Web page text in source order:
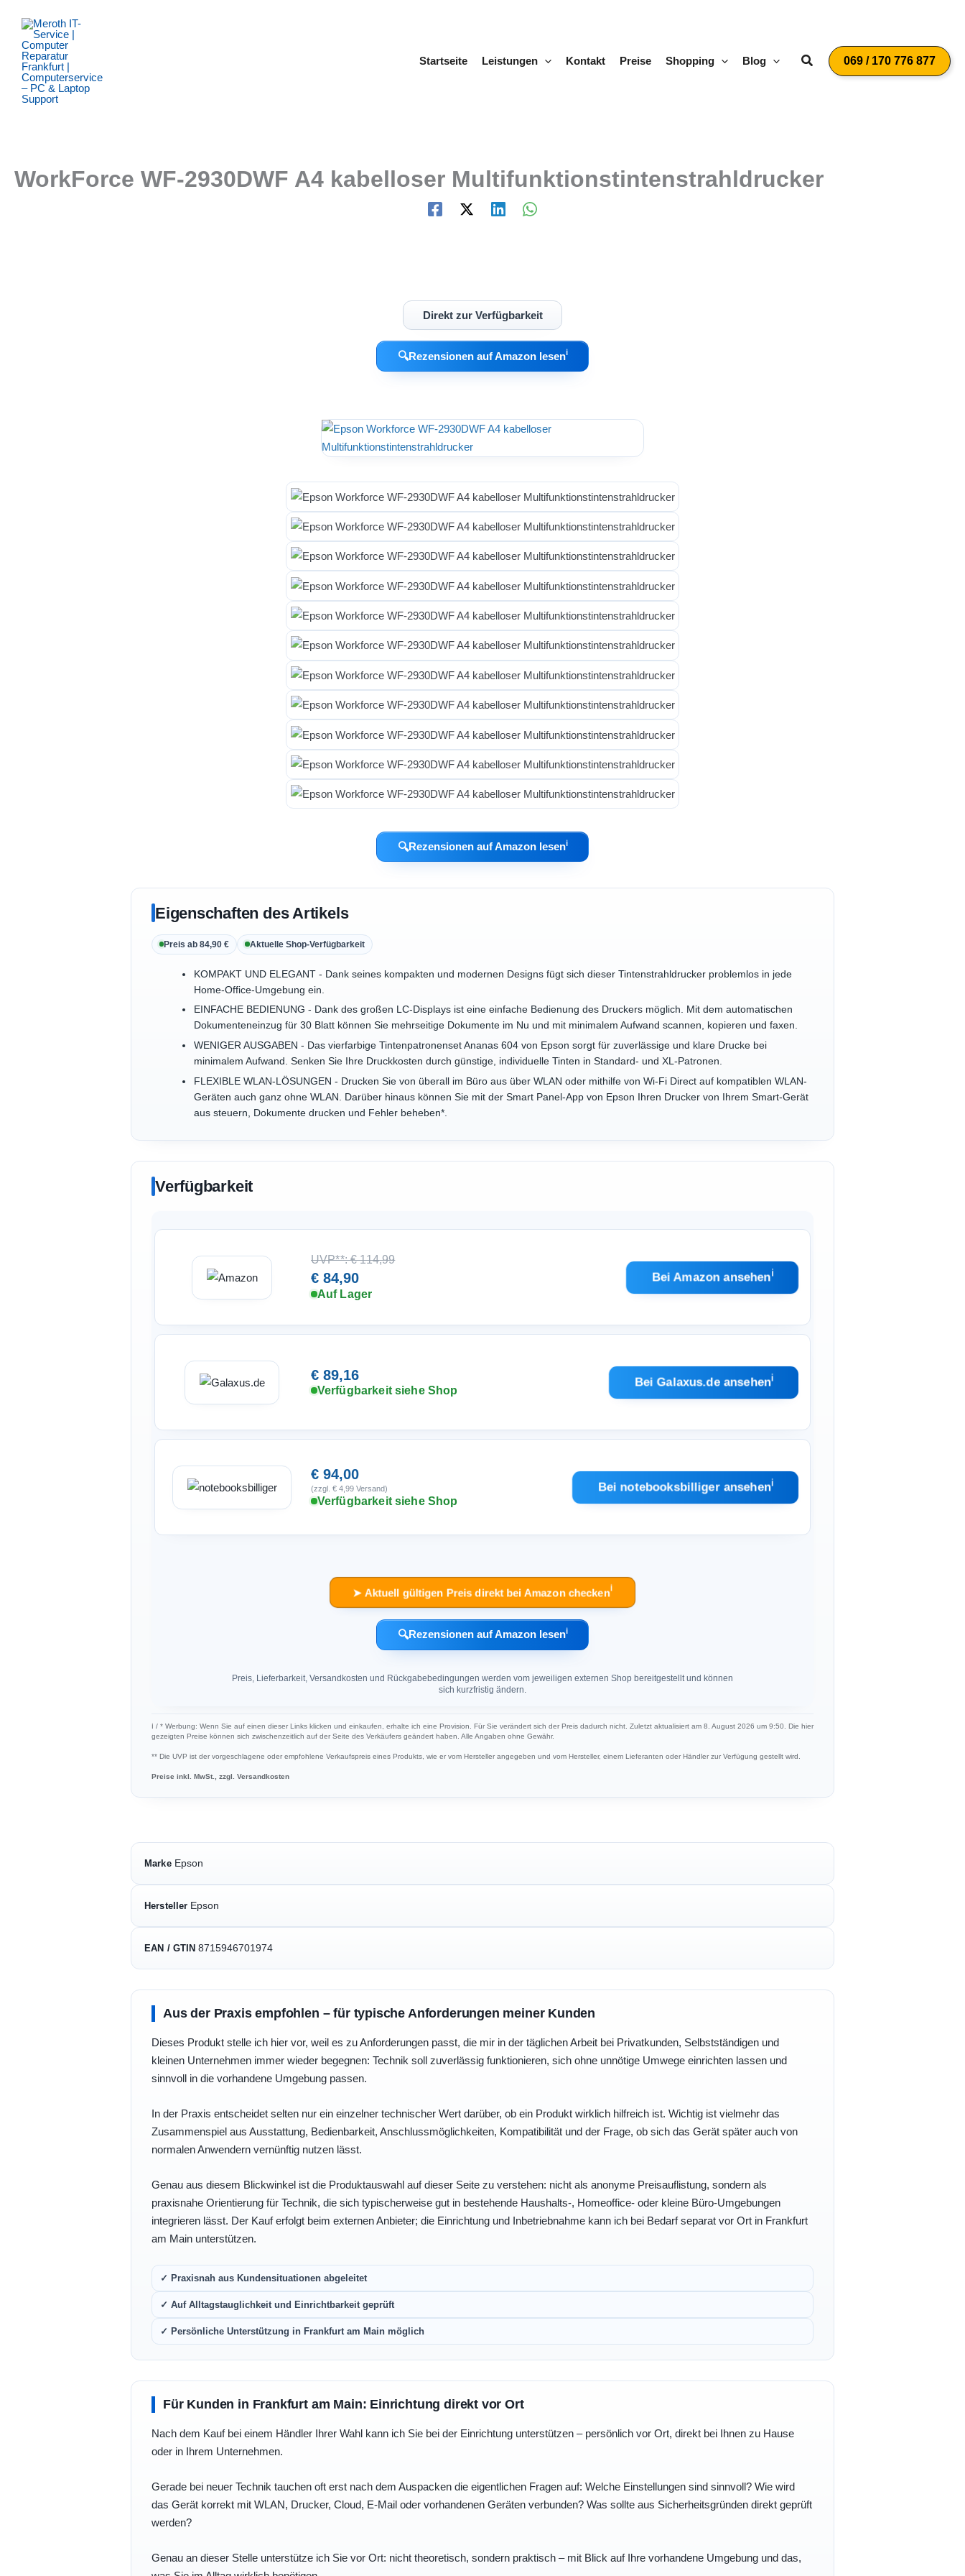
Inhalt
springen
Startseite
Leistungen Kontakt Preise Shopping Blog Suchen069 / 170 776 877
WorkForce WF-2930DWF A4 kabelloser Multifunktionstintenstrahldrucker
Direkt zur Verfügbarkeit
🔍Rezensionen auf Amazon lesenℹ︎
🔍Rezensionen auf Amazon lesenℹ︎
Eigenschaften des Artikels
Preis ab 84,90 € Aktuelle Shop-Verfügbarkeit
KOMPAKT UND ELEGANT - Dank seines kompakten und modernen Designs fügt sich dieser Tintenstrahldrucker problemlos in jede
Home-Office-Umgebung ein.
EINFACHE BEDIENUNG - Dank des großen LC-Displays ist eine einfache Bedienung des Druckers möglich. Mit dem automatischen
Dokumenteneinzug für 30 Blatt können Sie mehrseitige Dokumente im Nu und mit minimalem Aufwand scannen, kopieren und faxen.
WENIGER AUSGABEN - Das vierfarbige Tintenpatronenset Ananas 604 von Epson sorgt für zuverlässige und klare Drucke bei
minimalem Aufwand. Senken Sie Ihre Druckkosten durch günstige, individuelle Tinten in Standard- und XL-Patronen.
FLEXIBLE WLAN-LÖSUNGEN - Drucken Sie von überall im Büro aus über WLAN oder mithilfe von Wi-Fi Direct auf kompatiblen WLAN-
Geräten auch ganz ohne WLAN. Darüber hinaus können Sie mit der Smart Panel-App von Epson Ihren Drucker von Ihrem Smart-Gerät
aus steuern, Dokumente drucken und Fehler beheben*.
Verfügbarkeit
UVP**: € 114,99
€ 84,90
Auf Lager
Bei Amazon ansehenℹ︎
€ 89,16
Verfügbarkeit siehe Shop
Bei Galaxus.de ansehenℹ︎
€ 94,00
(zzgl. € 4,99 Versand)
Verfügbarkeit siehe Shop
Bei notebooksbilliger ansehenℹ︎
➤ Aktuell gültigen Preis direkt bei Amazon checkenℹ︎
🔍Rezensionen auf Amazon lesenℹ︎
Preis, Lieferbarkeit, Versandkosten und Rückgabebedingungen werden vom jeweiligen externen Shop bereitgestellt und können
sich kurzfristig ändern.
ℹ︎ / * Werbung: Wenn Sie auf einen dieser Links klicken und einkaufen, erhalte ich eine Provision. Für Sie verändert sich der Preis dadurch nicht. Zuletzt aktualisiert am 8. August 2026 um 9:50. Die hier
gezeigten Preise können sich zwischenzeitlich auf der Seite des Verkäufers geändert haben. Alle Angaben ohne Gewähr.
** Die UVP ist der vorgeschlagene oder empfohlene Verkaufspreis eines Produkts, wie er vom Hersteller angegeben und vom Hersteller, einem Lieferanten oder Händler zur Verfügung gestellt wird.
Preise inkl. MwSt., zzgl. Versandkosten
Marke Epson
Hersteller Epson
EAN / GTIN 8715946701974
Aus der Praxis empfohlen – für typische Anforderungen meiner Kunden
Dieses Produkt stelle ich hier vor, weil es zu Anforderungen passt, die mir in der täglichen Arbeit bei Privatkunden, Selbstständigen und
kleinen Unternehmen immer wieder begegnen: Technik soll zuverlässig funktionieren, sich ohne unnötige Umwege einrichten lassen und
sinnvoll in die vorhandene Umgebung passen.
In der Praxis entscheidet selten nur ein einzelner technischer Wert darüber, ob ein Produkt wirklich hilfreich ist. Wichtig ist vielmehr das
Zusammenspiel aus Ausstattung, Bedienbarkeit, Anschlussmöglichkeiten, Kompatibilität und der Frage, ob sich das Gerät später auch von
normalen Anwendern vernünftig nutzen lässt.
Genau aus diesem Blickwinkel ist die Produktauswahl auf dieser Seite zu verstehen: nicht als anonyme Preisauflistung, sondern als
praxisnahe Orientierung für Technik, die sich typischerweise gut in bestehende Haushalts-, Homeoffice- oder kleine Büro-Umgebungen
integrieren lässt. Der Kauf erfolgt beim externen Anbieter; die Einrichtung und Inbetriebnahme kann ich bei Bedarf separat vor Ort in Frankfurt
am Main unterstützen.
✓ Praxisnah aus Kundensituationen abgeleitet
✓ Auf Alltagstauglichkeit und Einrichtbarkeit geprüft
✓ Persönliche Unterstützung in Frankfurt am Main möglich
Für Kunden in Frankfurt am Main: Einrichtung direkt vor Ort
Nach dem Kauf bei einem Händler Ihrer Wahl kann ich Sie bei der Einrichtung unterstützen – persönlich vor Ort, direkt bei Ihnen zu Hause
oder in Ihrem Unternehmen.
Gerade bei neuer Technik tauchen oft erst nach dem Auspacken die eigentlichen Fragen auf: Welche Einstellungen sind sinnvoll? Wie wird
das Gerät korrekt mit WLAN, Drucker, Cloud, E-Mail oder vorhandenen Geräten verbunden? Was sollte aus Sicherheitsgründen direkt geprüft
werden?
Genau an dieser Stelle unterstütze ich Sie vor Ort: nicht theoretisch, sondern praktisch – mit Blick auf Ihre vorhandene Umgebung und das,